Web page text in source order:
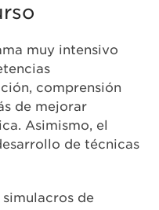
muy intensivo
comprensión
de mejorar
Asimismo, el
de técnicas
de